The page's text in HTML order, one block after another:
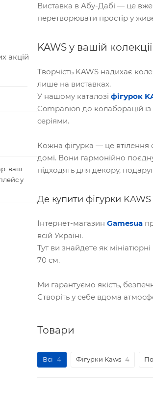
Виставка в Абу-Дабі — це вже
перетворювати простір у
KAWS у вашій колекції
Творчість KAWS надихає
лише на виставках.
У нашому каталозі фігурок
Companion до колаборацій
серіями.
Кожна фігурка — це втілення
домі. Вони гармонійно
підходять для декору,
Де купити фігурки KAWS
Інтернет-магазин Gamesua
всій Україні.
Тут ви знайдете як
70 см.
Ми гарантуємо якість,
Створіть у себе вдома
Товари
Всі 4 Фігурки Kaws 4
акцій
ваш
у